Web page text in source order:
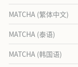
MATCHA (繁体中文)
MATCHA (泰语)
MATCHA (韩国语)